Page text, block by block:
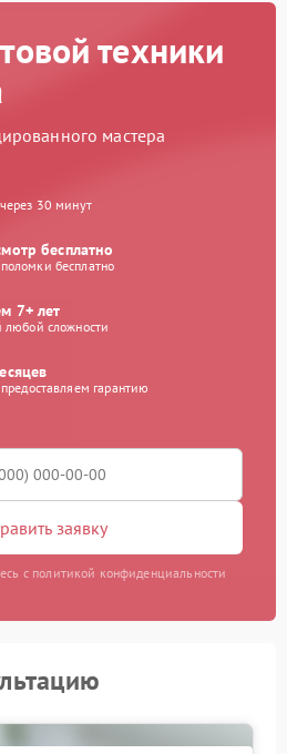
техники
мастера
30 минут
бесплатно
бесплатно
7+ лет
любой сложности
гарантию
заявку
с политикой конфиденциальности